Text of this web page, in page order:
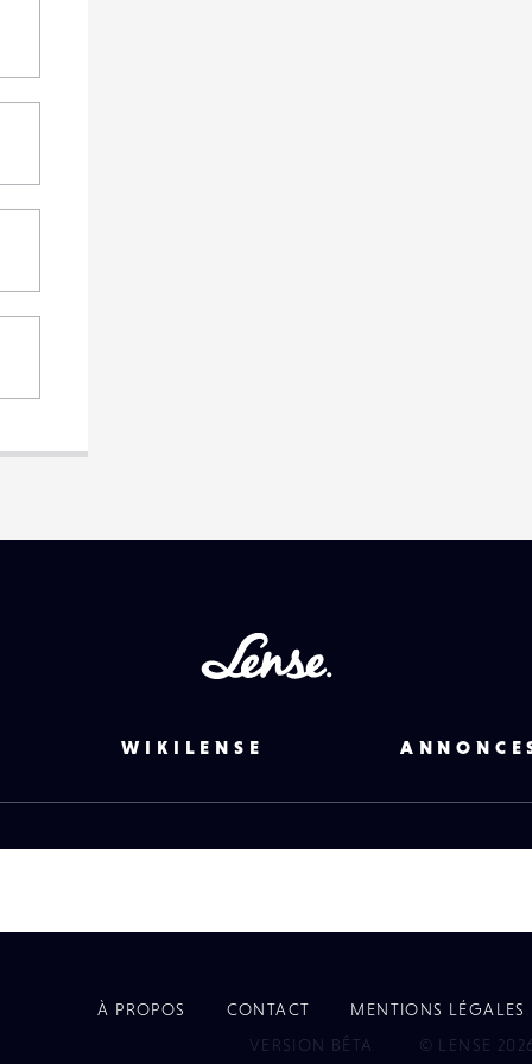
WIKILENSE
À PROPOS CONTACT
MENTIONS LÉGALES
VERSION BÊTA
© LENSE